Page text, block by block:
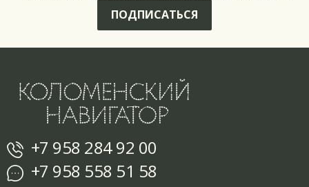
ПОДПИСАТЬСЯ
+7 958 284 92 00
+7 958 558 51 58